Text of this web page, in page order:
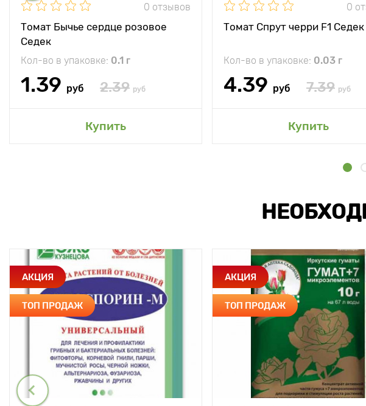
0 отзывов
Томат Бычье сердце розовое
Седек
Кол-во в упаковке: 0.1 г
1.39 руб 2.39 руб
Купить
0
Томат Спрут черри F1 Седек
Кол-во в упаковке: 0.03 г
4.39 руб 7.39 руб
Купить
АКЦИЯ
ТОП ПРОДАЖ
АКЦИЯ
ТОП ПРОДАЖ